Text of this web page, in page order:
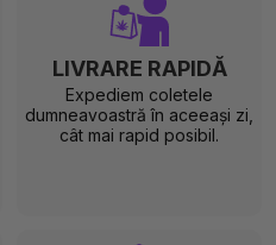
LIVRARE RAPIDĂ
Expediem coletele
dumneavoastră în aceeași zi,
cât mai rapid posibil.